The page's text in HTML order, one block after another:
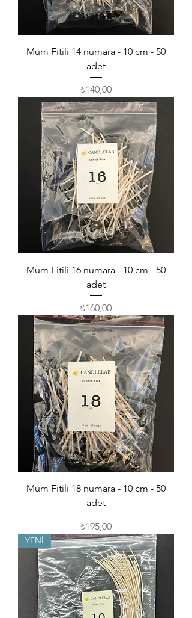
Mum Fitili 14 numara - 10 cm - 50
adet
Fiyat
₺140,00
Mum Fitili 16 numara - 10 cm - 50
adet
Fiyat
₺160,00
Mum Fitili 18 numara - 10 cm - 50
adet
Fiyat
₺195,00
YENİ